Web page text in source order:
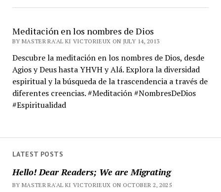
LATEST POSTS
Hello! Dear Readers; We are Migrating
BY MASTER RA'AL KI VICTORIEUX ON OCTOBER 2, 2025
Meditación en los nombres de Dios
BY MASTER RA'AL KI VICTORIEUX ON JULY 14, 2013
Descubre la meditación en los nombres de Dios, desde
Agios y Deus hasta YHVH y Alá. Explora la diversidad
espiritual y la búsqueda de la trascendencia a través de
diferentes creencias. #Meditación #NombresDeDios
#Espiritualidad